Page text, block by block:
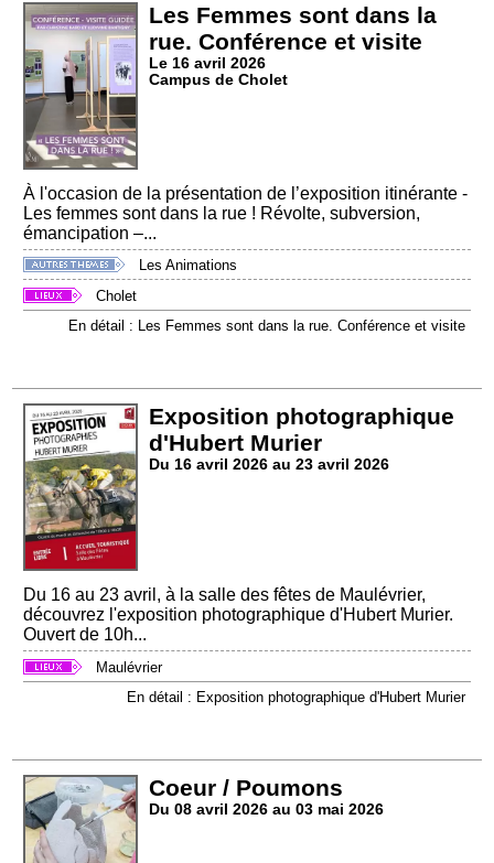
Les Femmes sont dans la
rue. Conférence et visite
Le 16 avril 2026
Campus de Cholet
À l'occasion de la présentation de l’exposition itinérante -
Les femmes sont dans la rue ! Révolte, subversion,
émancipation –...
Les Animations
Cholet
En détail : Les Femmes sont dans la rue. Conférence et visite
Exposition photographique
d'Hubert Murier
Du 16 avril 2026 au 23 avril 2026
Du 16 au 23 avril, à la salle des fêtes de Maulévrier,
découvrez l'exposition photographique d'Hubert Murier.
Ouvert de 10h...
Maulévrier
En détail : Exposition photographique d'Hubert Murier
Coeur / Poumons
Du 08 avril 2026 au 03 mai 2026